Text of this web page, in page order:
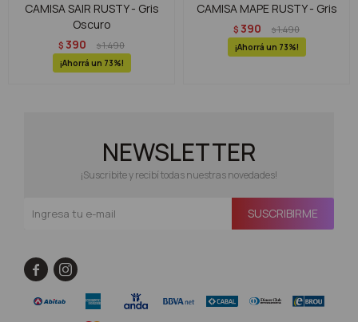
CAMISA SAIR RUSTY - Gris
Oscuro
$ 390 $1.490
73
CAMISA MAPE RUSTY - Gris
$ 390 $1.490
73
NEWSLETTER
¡Suscribite y recibí todas nuestras novedades!
SUSCRIBIRME
 